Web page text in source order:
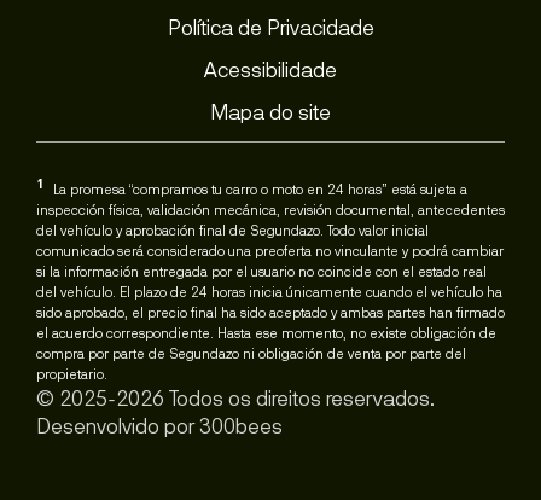
Política de Privacidade
Acessibilidade
Mapa do site
1
La promesa “compramos tu carro o moto en 24 horas” está sujeta a
inspección física, validación mecánica, revisión documental, antecedentes
del vehículo y aprobación final de Segundazo. Todo valor inicial
comunicado será considerado una preoferta no vinculante y podrá cambiar
si la información entregada por el usuario no coincide con el estado real
del vehículo. El plazo de 24 horas inicia únicamente cuando el vehículo ha
sido aprobado, el precio final ha sido aceptado y ambas partes han firmado
el acuerdo correspondiente. Hasta ese momento, no existe obligación de
compra por parte de Segundazo ni obligación de venta por parte del
propietario.
© 2025-2026 Todos os direitos reservados.
Desenvolvido por300bees